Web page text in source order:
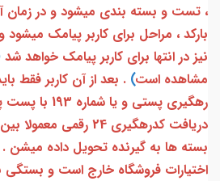
، تست و بسته بندی میشود و در زمان
نیز در انتها برای کاربر پیامک خواهد شد
مشاهده است) . بعد از آن کاربر فقط
رهگیری پستی و
بسته ها به گیرنده تحویل داده میشن .
اختیارات فروشگاه خارج است و بستگی